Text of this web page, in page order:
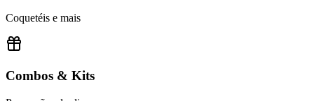
Coquetéis e mais
Combos & Kits